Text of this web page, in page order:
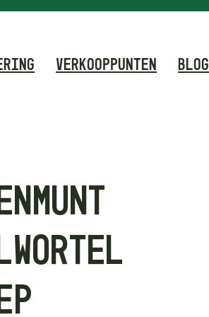
VERKOOPPUNTEN BLOG
MUNT
WORTEL